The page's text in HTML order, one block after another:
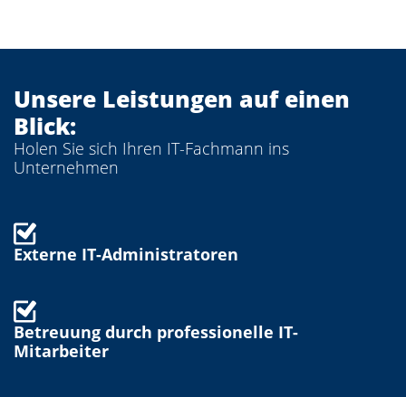
Unsere Leistungen auf einen
Blick:
Holen Sie sich Ihren IT-Fachmann ins
Unternehmen
Externe IT-Administratoren
Betreuung durch professionelle IT-
Mitarbeiter